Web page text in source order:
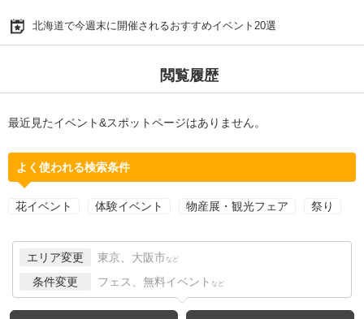
北海道で今週末に開催されるおすすめイベント20選
閲覧履歴
最近見たイベント&スポットページはありません。
よく使われる検索条件
花イベント 体験イベント 物産展・観光フェア 祭り
エリア変更 東京、大阪市 など
条件変更 フェス、無料イベント など